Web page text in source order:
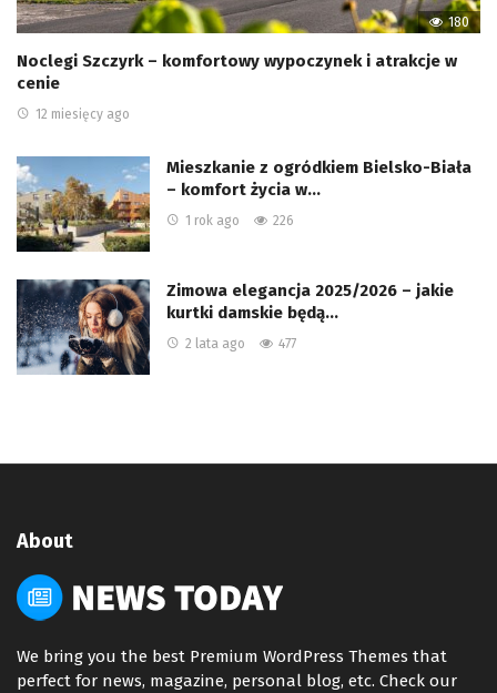
180
Noclegi Szczyrk – komfortowy wypoczynek i atrakcje w
cenie
12 miesięcy ago
Mieszkanie z ogródkiem Bielsko-Biała
– komfort życia w…
1 rok ago 226
Zimowa elegancja 2025/2026 – jakie
kurtki damskie będą…
2 lata ago 477
About
We bring you the best Premium WordPress Themes that
perfect for news, magazine, personal blog, etc. Check our